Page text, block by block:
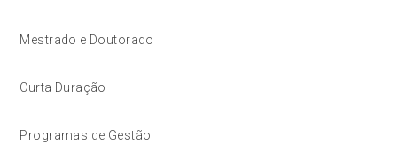
Mestrado e Doutorado
Curta Duração
Programas de Gestão